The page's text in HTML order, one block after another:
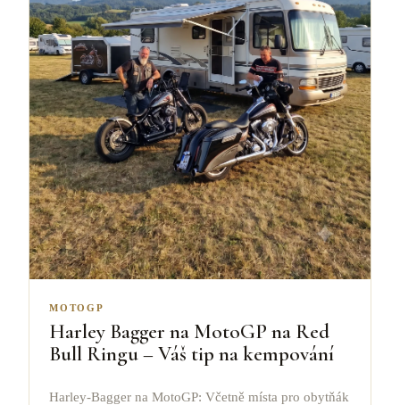
MOTOGP
Harley Bagger na MotoGP na Red
Bull Ringu – Váš tip na kempování
Harley-Bagger na MotoGP: Včetně místa pro obytňák